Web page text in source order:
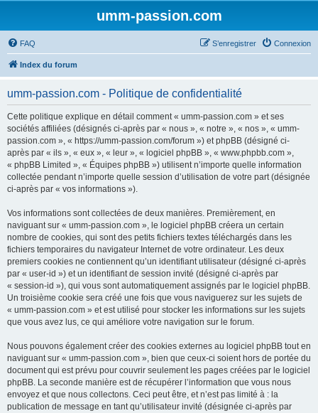
umm-passion.com
FAQ Connexion
S’enregistrer
Index du forum
umm-passion.com - Politique de confidentialité
Cette politique explique en détail comment « umm-passion.com » et ses
sociétés affiliées (désignés ci-après par « nous », « notre », « nos », « umm-
passion.com », « https://umm-passion.com/forum ») et phpBB (désigné ci-
après par « ils », « eux », « leur », « logiciel phpBB », « www.phpbb.com »,
« phpBB Limited », « Équipes phpBB ») utilisent n’importe quelle information
collectée pendant n’importe quelle session d’utilisation de votre part (désignée
ci-après par « vos informations »).
Vos informations sont collectées de deux manières. Premièrement, en
naviguant sur « umm-passion.com », le logiciel phpBB créera un certain
nombre de cookies, qui sont des petits fichiers textes téléchargés dans les
fichiers temporaires du navigateur Internet de votre ordinateur. Les deux
premiers cookies ne contiennent qu’un identifiant utilisateur (désigné ci-après
par « user-id ») et un identifiant de session invité (désigné ci-après par
« session-id »), qui vous sont automatiquement assignés par le logiciel phpBB.
Un troisième cookie sera créé une fois que vous naviguerez sur les sujets de
« umm-passion.com » et est utilisé pour stocker les informations sur les sujets
que vous avez lus, ce qui améliore votre navigation sur le forum.
Nous pouvons également créer des cookies externes au logiciel phpBB tout en
naviguant sur « umm-passion.com », bien que ceux-ci soient hors de portée du
document qui est prévu pour couvrir seulement les pages créées par le logiciel
phpBB. La seconde manière est de récupérer l’information que vous nous
envoyez et que nous collectons. Ceci peut être, et n’est pas limité à : la
publication de message en tant qu’utilisateur invité (désignée ci-après par